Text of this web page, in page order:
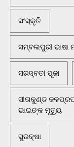
ସଂସ୍କୃତି
ସମ୍ବଲପୁରୀ ଭାଷା
ସରସ୍ବତୀ ପୂଜା
ସୀତାକୁଣ୍ଡ
ଭାଇଙ୍କ ମୃତ୍ୟୁ
ସୁରକ୍ଷା